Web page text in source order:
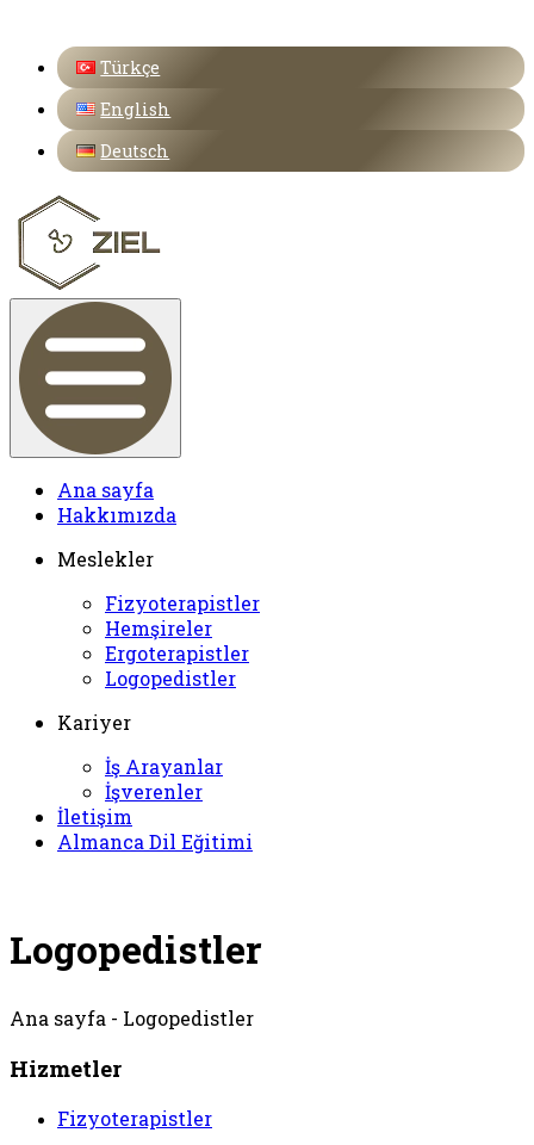
Türkçe
English
Deutsch
Ana sayfa
Hakkımızda
Meslekler
Fizyoterapistler
Hemşireler
Ergoterapistler
Logopedistler
Kariyer
İş Arayanlar
İşverenler
İletişim
Almanca Dil Eğitimi
Logopedistler
Ana sayfa - Logopedistler
Hizmetler
Fizyoterapistler